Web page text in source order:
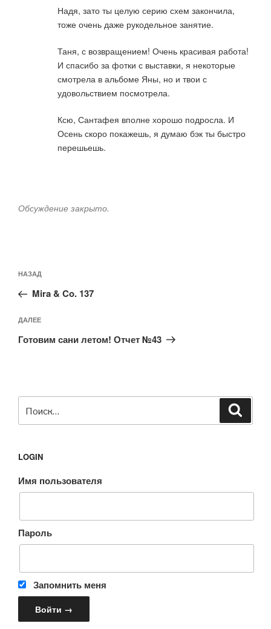
Надя, зато ты целую серию схем закончила,
тоже очень даже рукодельное занятие.
Таня, с возвращением! Очень красивая работа!
И спасибо за фотки с выставки, я некоторые
смотрела в альбоме Яны, но и твои с
удовольствием посмотрела.
Ксю, Сантафея вполне хорошо подросла. И
Осень скоро покажешь, я думаю бэк ты быстро
перешьешь.
Обсуждение закрыто.
по
записям
Предыдущая
запись:
НАЗАД
Mira & Co. 137
Следующая
запись
ДАЛЕЕ
Готовим сани летом! Отчет №43
LOGIN
Имя пользователя
Пароль
Запомнить меня